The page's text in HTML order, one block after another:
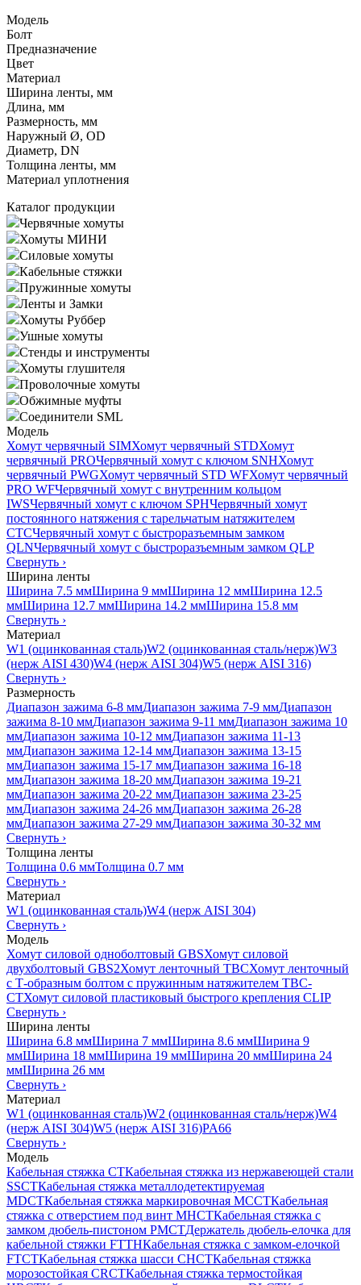
Модель
Болт
Предназначение
Цвет
Материал
Ширина ленты, мм
Длина, мм
Размерность, мм
Наружный Ø, OD
Диаметр, DN
Толщина ленты, мм
Материал уплотнения
Каталог продукции
Червячные хомуты
Хомуты МИНИ
Силовые хомуты
Кабельные стяжки
Пружинные хомуты
Ленты и Замки
Хомуты Руббер
Ушные хомуты
Стенды и инструменты
Хомуты глушителя
Проволочные хомуты
Обжимные муфты
Соединители SML
Модель
Хомут червячный SIMХомут червячный STDХомут
червячный PROЧервячный хомут с ключом SNHХомут
червячный PWGХомут червячный STD WFХомут червячный
PRO WFЧервячный хомут с внутренним кольцом
IWSЧервячный хомут с ключом SPHЧервячный хомут
постоянного натяжения с тарельчатым натяжителем
CTCЧервячный хомут с быстроразъемным замком
QLNЧервячный хомут с быстроразъемным замком QLP
Свернуть ›
Ширина ленты
Ширина 7.5 ммШирина 9 ммШирина 12 ммШирина 12.5
ммШирина 12.7 ммШирина 14.2 ммШирина 15.8 мм
Свернуть ›
Материал
W1 (оцинкованная сталь)W2 (оцинкованная сталь/нерж)W3
(нерж AISI 430)W4 (нерж AISI 304)W5 (нерж AISI 316)
Свернуть ›
Размерность
Диапазон зажима 6-8 ммДиапазон зажима 7-9 ммДиапазон
зажима 8-10 ммДиапазон зажима 9-11 ммДиапазон зажима 10
ммДиапазон зажима 10-12 ммДиапазон зажима 11-13
ммДиапазон зажима 12-14 ммДиапазон зажима 13-15
ммДиапазон зажима 15-17 ммДиапазон зажима 16-18
ммДиапазон зажима 18-20 ммДиапазон зажима 19-21
ммДиапазон зажима 20-22 ммДиапазон зажима 23-25
ммДиапазон зажима 24-26 ммДиапазон зажима 26-28
ммДиапазон зажима 27-29 ммДиапазон зажима 30-32 мм
Свернуть ›
Толщина ленты
Толщина 0.6 ммТолщина 0.7 мм
Свернуть ›
Материал
W1 (оцинкованная сталь)W4 (нерж AISI 304)
Свернуть ›
Модель
Хомут силовой одноболтовый GBSХомут силовой
двухболтовый GBS2Хомут ленточный TBCХомут ленточный
с Т-образным болтом с пружинным натяжителем TBC-
CTХомут силовой пластиковый быстрого крепления CLIP
Свернуть ›
Ширина ленты
Ширина 6.8 ммШирина 7 ммШирина 8.6 ммШирина 9
ммШирина 18 ммШирина 19 ммШирина 20 ммШирина 24
ммШирина 26 мм
Свернуть ›
Материал
W1 (оцинкованная сталь)W2 (оцинкованная сталь/нерж)W4
(нерж AISI 304)W5 (нерж AISI 316)PA66
Свернуть ›
Модель
Кабельная стяжка CTКабельная стяжка из нержавеющей стали
SSCTКабельная стяжка металлодетектируемая
MDCTКабельная стяжка маркировочная MCCTКабельная
стяжка с отверстием под винт MHCTКабельная стяжка с
замком дюбель-пистоном PMCTДержатель дюбель-елочка для
кабельной стяжки FTTHКабельная стяжка c замком-елочкой
FTCTКабельная стяжка шасси CHCTКабельная стяжка
морозостойкая CRCTКабельная стяжка термостойкая